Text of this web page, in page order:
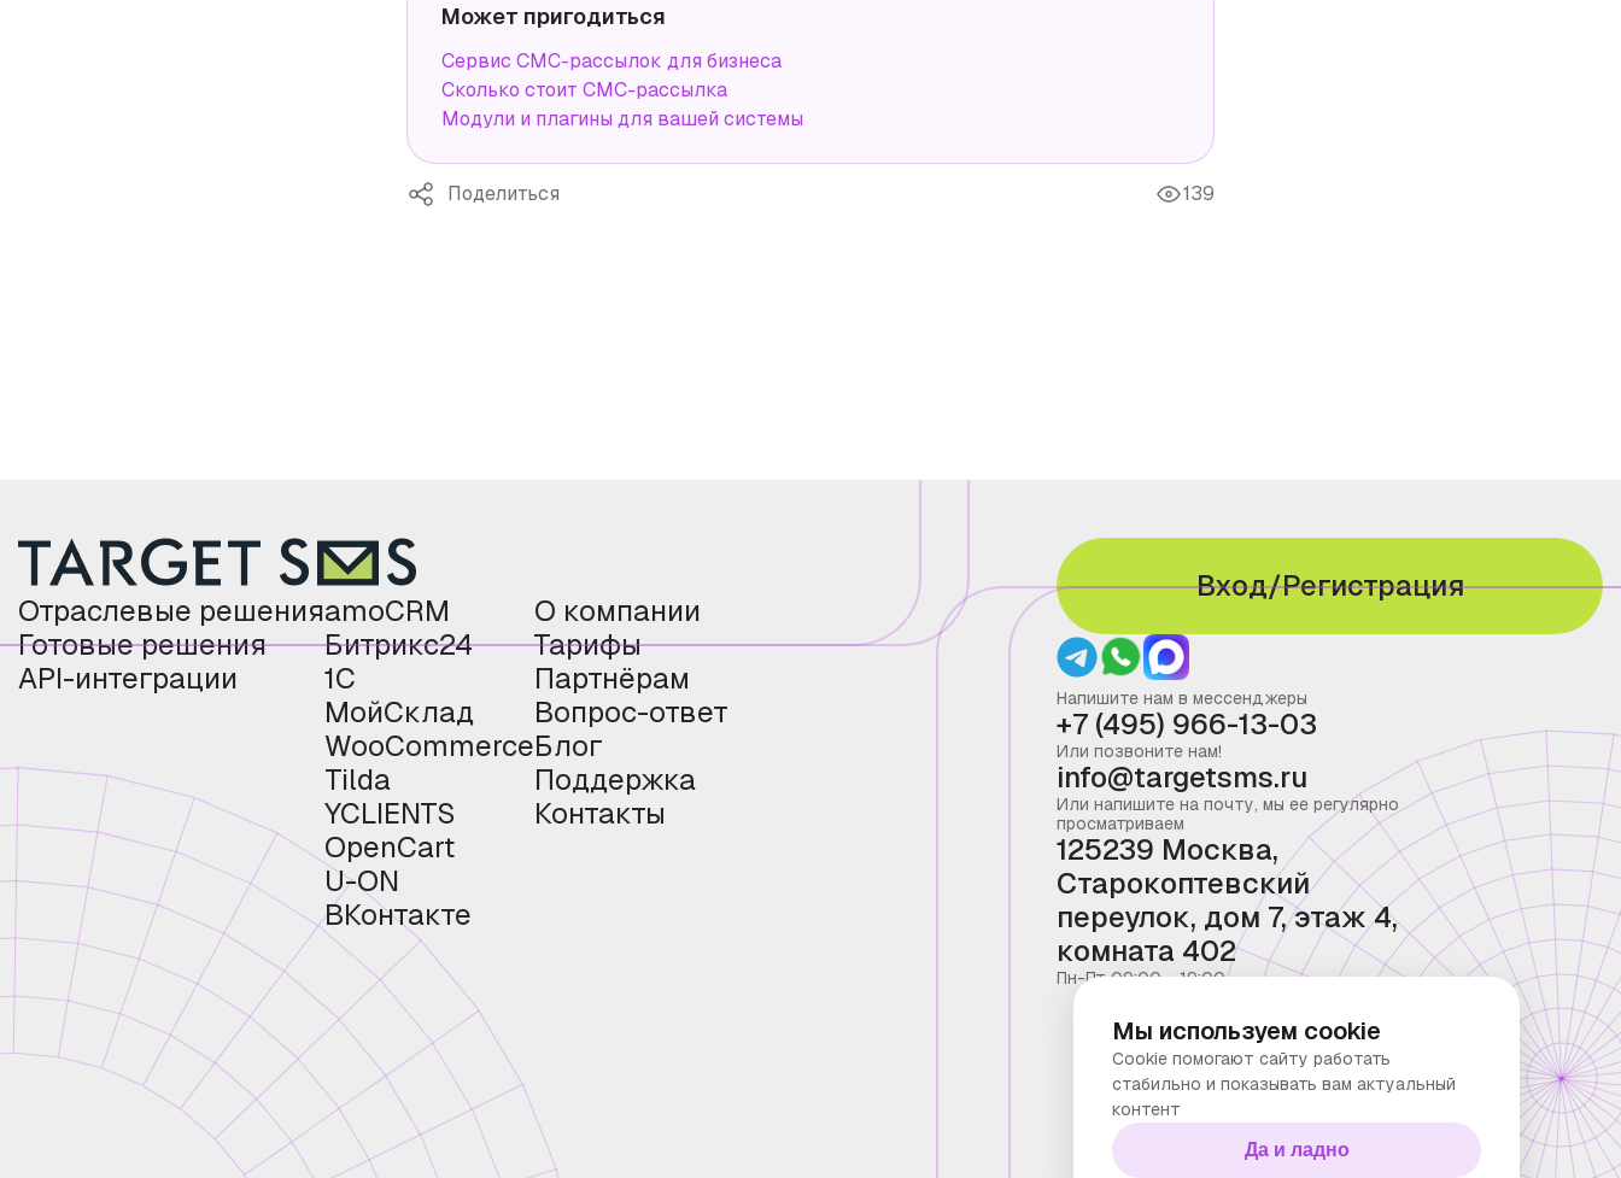
Может пригодиться
Сервис СМС-рассылок для бизнеса
Сколько стоит СМС-рассылка
Модули и плагины для вашей системы
Поделиться 139
Отраслевые решения
Готовые решения
API-интеграции
amoCRM
Битрикс24
1С
МойСклад
WooCommerce
Tilda
YCLIENTS
OpenCart
U-ON
ВКонтакте
О компании
Тарифы
Партнёрам
Вопрос-ответ
Блог
Поддержка
Контакты
Вход/Регистрация
Напишите нам в мессенджеры
+7 (495) 966-13-03
Или позвоните нам!
info@targetsms.ru
Или напишите на почту, мы ее регулярно
просматриваем
125239 Москва,
Старокоптевский
переулок, дом 7, этаж 4,
комната 402
Пн-Пт 09:00 - 19:00
Мы используем cookie
Cookie помогают сайту работать
стабильно и показывать вам актуальный
контент
Да и ладно